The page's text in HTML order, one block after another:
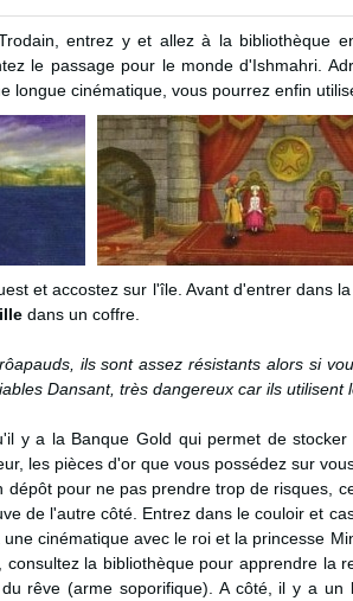
entrez y et allez à la bibliothèque
le passage pour le monde d'Ishmahri.
longue cinématique, vous pourrez enfin
et accostez sur l'île. Avant d'entrer dans
dans un coffre.
ils sont assez résistants alors si
Dansant, très dangereux car ils utilisent
y a la Banque Gold qui permet de
les pièces d'or que vous possédez sur
pour ne pas prendre trop de risques,
de l'autre côté. Entrez dans le couloir et
cinématique avec le roi et la princesse
la bibliothèque pour apprendre la
rêve (arme soporifique). A côté, il y a un